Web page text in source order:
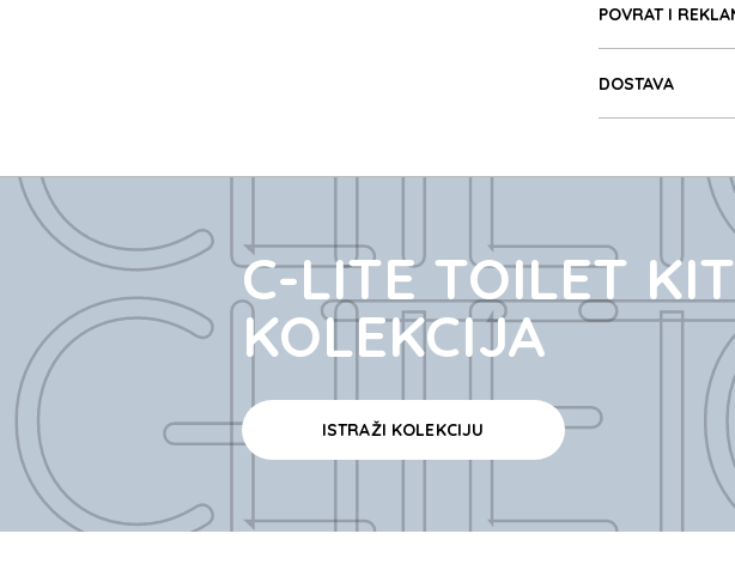
POVRAT I
DOSTAVA
C-LITE
C-LITE
C-LITE TOILET KIT
KOLEKCIJA
ISTRAŽI KOLEKCIJU